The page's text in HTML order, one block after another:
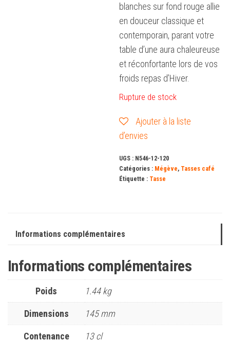
blanches sur fond rouge allie
en douceur classique et
contemporain, parant votre
table d’une aura chaleureuse
et réconfortante lors de vos
froids repas d’Hiver.
Rupture de stock
Ajouter à la liste
d’envies
UGS : N546-12-120
Catégories : Mégève, Tasses café
Étiquette : Tasse
Informations complémentaires
Informations complémentaires
Poids 1.44 kg
Dimensions 145 mm
Contenance 13 cl